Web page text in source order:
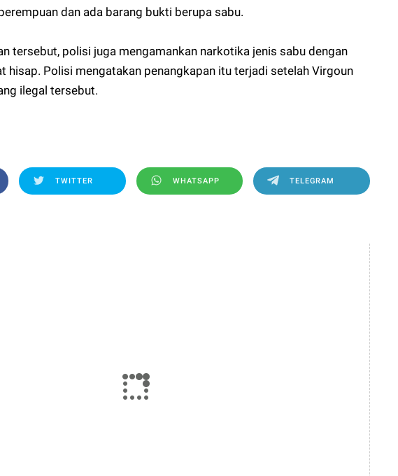
dan ada barang bukti berupa sabu.
tersebut, polisi juga mengamankan narkotika jenis sabu dengan
hisap. Polisi mengatakan penangkapan itu terjadi setelah Virgoun
ilegal tersebut.
TWITTER WHATSAPP TELEGRAM